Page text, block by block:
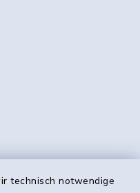
technisch notwendige